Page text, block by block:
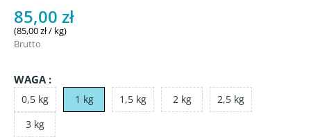
85,00 zł
(85,00 zł / kg)
Brutto
WAGA :
0,5 kg 1 kg 1,5 kg 2 kg
2,5 kg
3 kg